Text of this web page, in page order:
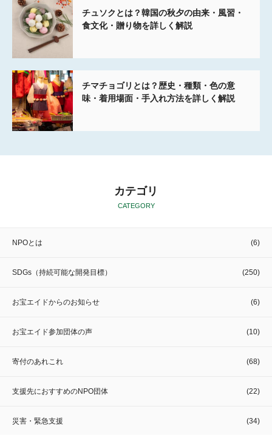
チュソクとは？韓国の秋夕の由来・風習・
食文化・贈り物を詳しく解説
チマチョゴリとは？歴史・種類・色の意
味・着用場面・手入れ方法を詳しく解説
カテゴリ
CATEGORY
NPOとは (6)
SDGs（持続可能な開発目標） (250)
お宝エイドからのお知らせ (6)
お宝エイド参加団体の声 (10)
寄付のあれこれ (68)
支援先におすすめのNPO団体 (22)
災害・緊急支援 (34)